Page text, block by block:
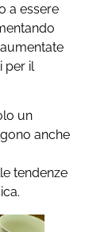
a essere
per il
un
anche
tendenze